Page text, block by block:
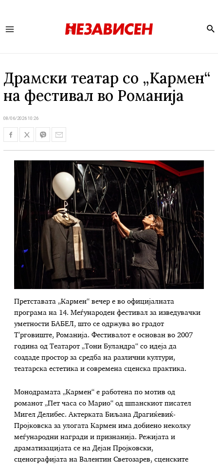
Драмски театар со „Кармен“
на фестивал во Романија
08/06/2026 10:26
Претставата „Кармен“ вечер е во официјалната
програма на 14. Меѓународен фестивал за изведувачки
уметности БАБЕЛ, што се одржува во градот
Т’рговиште, Романија. Фестивалот е основан во 2007
година од Театарот „Тони Буландра“ со идеја да
создаде простор за средба на различни култури,
театарска естетика и современа сценска практика.
Монодрамата „Кармен“ е работена по мотив од
романот „Пет часа со Марио“ од шпанскиот писател
Мигел Делибес. Актерката Биљана Драгиќевиќ-
Пројковска за улогата Кармен има добиено неколку
меѓународни награди и признанија. Режијата и
драматизацијата се на Дејан Пројковски,
сценографијата на Валентин Светозарев, сценските